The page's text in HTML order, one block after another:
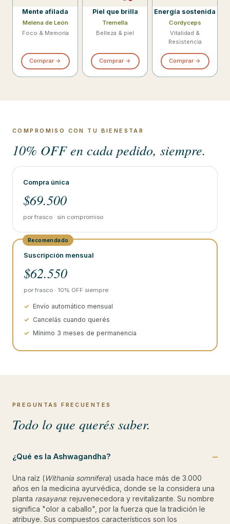
Mente afilada
Melena de León
Foco & Memoria
Comprar →
Piel que brilla
Tremella
Belleza & piel
Comprar →
Energía sostenida
Cordyceps
Vitalidad &
Resistencia
Comprar →
COMPROMISO CON TU BIENESTAR
10% OFF en cada pedido, siempre.
Compra única
$69.500
por frasco · sin compromiso
Recomendado
Suscripción mensual
$62.550
por frasco · 10% OFF siempre
Envío automático mensual
Cancelás cuando querés
Mínimo 3 meses de permanencia
PREGUNTAS FRECUENTES
Todo lo que querés saber.
¿Qué es la Ashwagandha?
Una raíz (Withania somnifera) usada hace más de 3.000
años en la medicina ayurvédica, donde se la considera una
planta rasayana: rejuvenecedora y revitalizante. Su nombre
significa "olor a caballo", por la fuerza que la tradición le
atribuye. Sus compuestos característicos son los